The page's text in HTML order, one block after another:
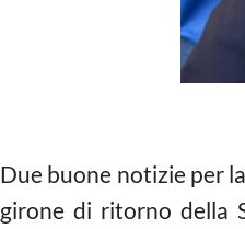
Due buone notizie per
girone di ritorno della